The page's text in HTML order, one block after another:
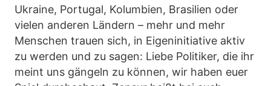
Ukraine, Portugal, Kolumbien, Brasilien oder
vielen anderen Ländern – mehr und mehr
Menschen trauen sich, in Eigeninitiative aktiv
zu werden und zu sagen: Liebe Politiker, die ihr
meint uns gängeln zu können, wir haben euer